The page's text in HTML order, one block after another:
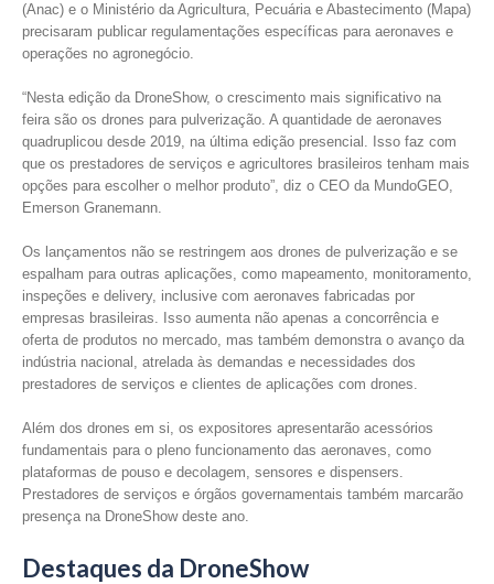
(Anac) e o Ministério da Agricultura, Pecuária e Abastecimento (Mapa)
precisaram publicar regulamentações específicas para aeronaves e
operações no agronegócio.
“Nesta edição da DroneShow, o crescimento mais significativo na
feira são os drones para pulverização. A quantidade de aeronaves
quadruplicou desde 2019, na última edição presencial. Isso faz com
que os prestadores de serviços e agricultores brasileiros tenham mais
opções para escolher o melhor produto”, diz o CEO da MundoGEO,
Emerson Granemann.
Os lançamentos não se restringem aos drones de pulverização e se
espalham para outras aplicações, como mapeamento, monitoramento,
inspeções e delivery, inclusive com aeronaves fabricadas por
empresas brasileiras. Isso aumenta não apenas a concorrência e
oferta de produtos no mercado, mas também demonstra o avanço da
indústria nacional, atrelada às demandas e necessidades dos
prestadores de serviços e clientes de aplicações com drones.
Além dos drones em si, os expositores apresentarão acessórios
fundamentais para o pleno funcionamento das aeronaves, como
plataformas de pouso e decolagem, sensores e dispensers.
Prestadores de serviços e órgãos governamentais também marcarão
presença na DroneShow deste ano.
Destaques da DroneShow